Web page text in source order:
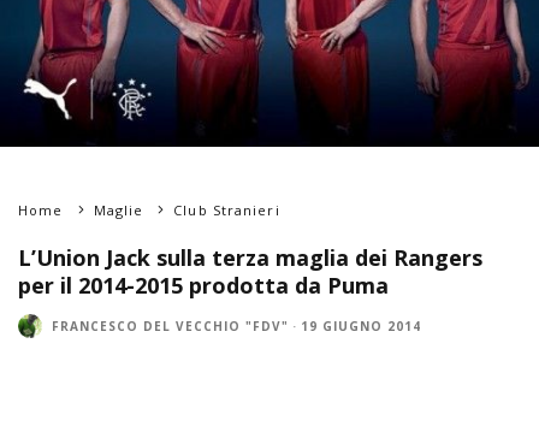
Home Maglie Club Stranieri
L’Union Jack sulla terza maglia dei Rangers
per il 2014-2015 prodotta da Puma
FRANCESCO DEL VECCHIO "FDV" · 19 GIUGNO 2014